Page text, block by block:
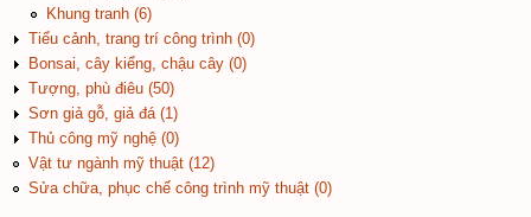
Khung tranh (6)
Tiểu cảnh, trang trí công trình (0)
Bonsai, cây kiểng, chậu cây (0)
Tượng, phù điêu (50)
Sơn giả gỗ, giả đá (1)
Thủ công mỹ nghệ (0)
Vật tư ngành mỹ thuật (12)
Sửa chữa, phục chế công trình mỹ thuật (0)